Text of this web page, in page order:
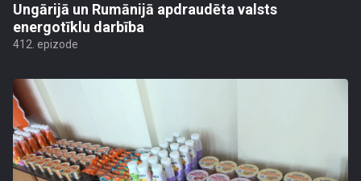
Ungārijā un Rumānijā apdraudēta valsts
energotīklu darbība
412. epizode